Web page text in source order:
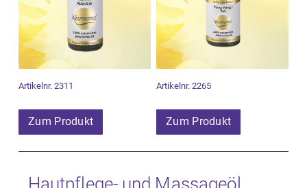
Artikelnr. 2311
Zum Produkt
Artikelnr. 2265
Zum Produkt